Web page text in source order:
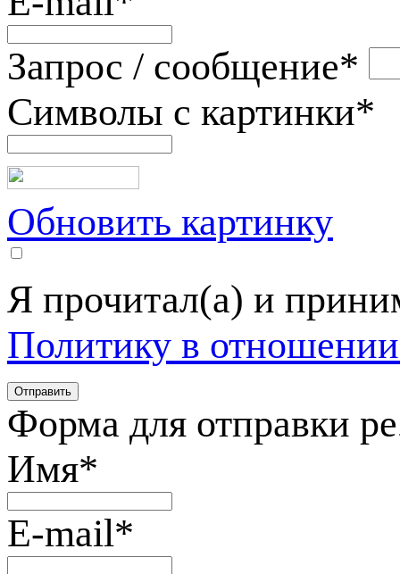
Запрос / сообщение*
Символы с картинки*
Обновить картинку
Я прочитал(а) и
Политику в
Форма для отправки
Имя*
E-mail*